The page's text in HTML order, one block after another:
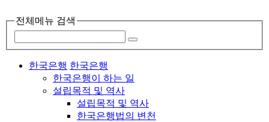
전체메뉴 검색
한국은행 한국은행
한국은행이 하는 일
설립목적 및 역사
설립목적 및 역사
한국은행법의 변천